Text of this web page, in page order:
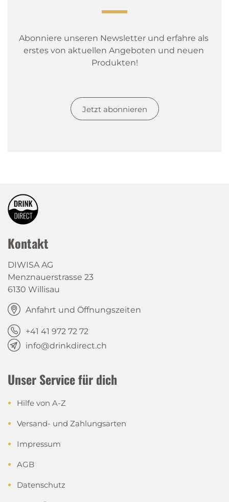
Abonniere unseren Newsletter und erfahre als
erstes von aktuellen Angeboten und neuen
Produkten!
Jetzt abonnieren
Kontakt
DIWISA AG
Menznauerstrasse 23
6130 Willisau
Anfahrt und Öffnungszeiten
+41 41 972 72 72
info@drinkdirect.ch
Unser Service für dich
Hilfe von A-Z
Versand- und Zahlungsarten
Impressum
AGB
Datenschutz